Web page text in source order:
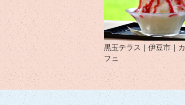
黒玉テラス｜伊豆市｜カ
フェ